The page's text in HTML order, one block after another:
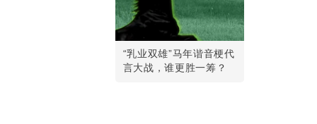
“乳业双雄”马年谐音梗代
言大战，谁更胜一筹？